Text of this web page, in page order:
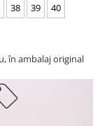
38 39 40
în ambalaj original